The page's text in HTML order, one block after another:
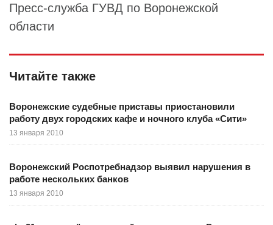
Пресс-служба ГУВД по Воронежской
области
Читайте также
Воронежские судебные приставы приостановили
работу двух городских кафе и ночного клуба «Сити»
13 января 2010
Воронежский Роспотребнадзор выявил нарушения в
работе нескольких банков
13 января 2010